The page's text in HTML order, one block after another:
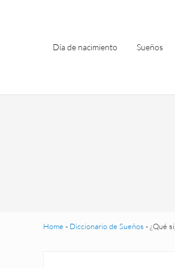
Día de nacimiento Sueños
Home - Diccionario de Sueños - ¿Qué